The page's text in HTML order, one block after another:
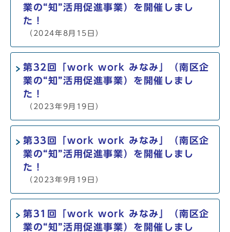
業の“知”活用促進事業）を開催しまし
た！
（2024年8月15日）
第32回「work work みなみ」（南区企
業の“知”活用促進事業）を開催しまし
た！
（2023年9月19日）
第33回「work work みなみ」（南区企
業の“知”活用促進事業）を開催しまし
た！
（2023年9月19日）
第31回「work work みなみ」（南区企
業の“知”活用促進事業）を開催しまし